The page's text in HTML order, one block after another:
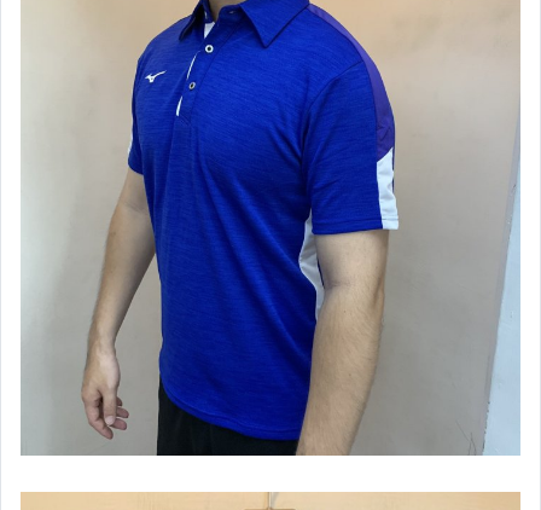
【運動緊身衣】男用
【運動緊身褲】男用
【運動緊身系列】女用
【Under Armour】配件專區
【Under Armour】棒壘用品
【Under Armour】男款專區
【Under Armour】男慢跑鞋款
【Under Armour】女款專區
【Under Armour】女慢跑鞋款
【HOKA ONEONE】男鞋款